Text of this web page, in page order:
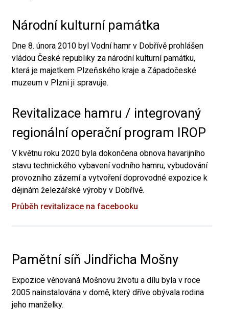
Národní kulturní památka
Dne 8. února 2010 byl Vodní hamr v Dobřívě prohlášen
vládou České republiky za národní kulturní památku,
která je majetkem Plzeňského kraje a Západočeské
muzeum v Plzni ji spravuje.
Revitalizace hamru / integrovaný
regionální operační program IROP
V květnu roku 2020 byla dokončena obnova havarijního
stavu technického vybavení vodního hamru, vybudování
provozního zázemí a vytvoření doprovodné expozice k
dějinám železářské výroby v Dobřívě.
Průběh revitalizace na facebooku
Pamětní síň Jindřicha Mošny
Expozice věnovaná Mošnovu životu a dílu byla v roce
2005 nainstalována v domě, který dříve obývala rodina
jeho manželky.